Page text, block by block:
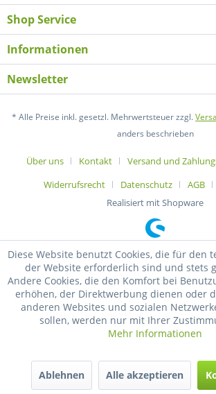
Shop Service
Informationen
Newsletter
* Alle Preise inkl. gesetzl. Mehrwertsteuer zzgl.
anders beschrieben
Über uns Kontakt
Versand und
Widerrufsrecht
Datenschutz AGB
Realisiert mit Shopware
Diese Website benutzt Cookies, die für den
der Website erforderlich sind und stets
Andere Cookies, die den Komfort bei
erhöhen, der Direktwerbung dienen oder
anderen Websites und sozialen
sollen, werden nur mit Ihrer
Mehr Informationen
Ablehnen Alle akzeptieren